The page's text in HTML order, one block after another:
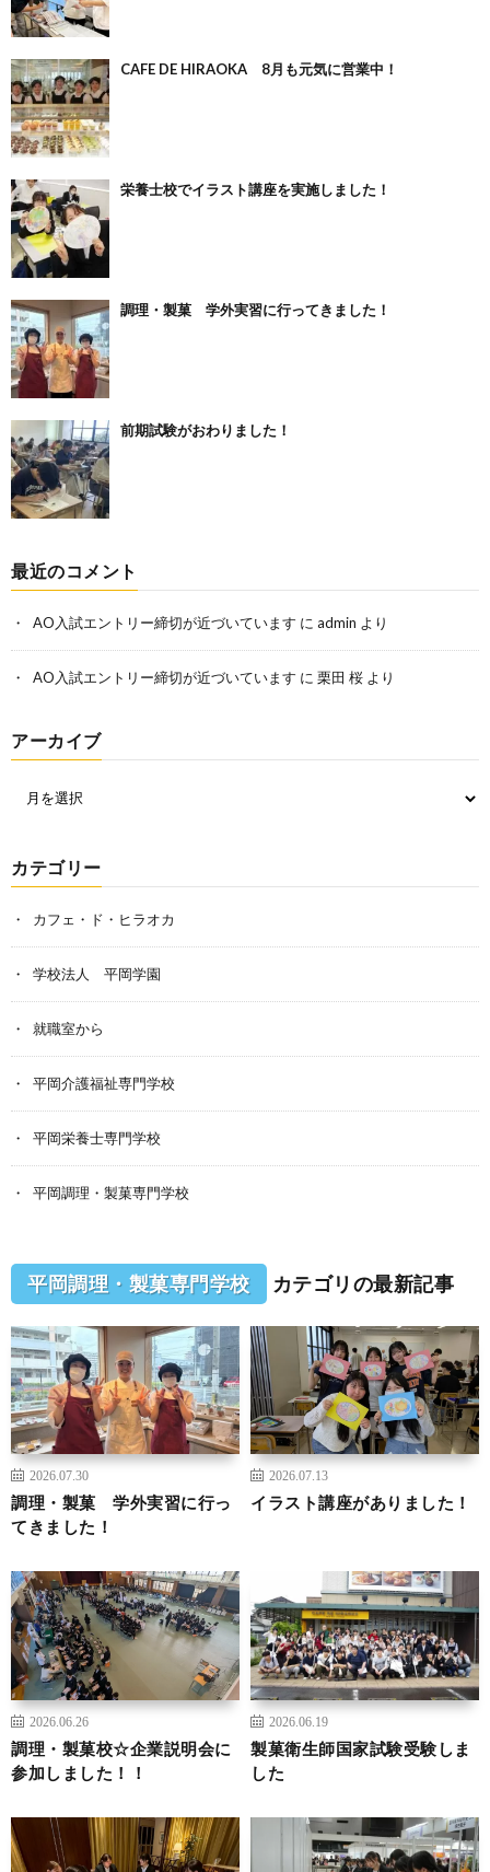
CAFE DE HIRAOKA 8月も元気に営業中！
栄養士校でイラスト講座を実施しました！
調理・製菓 学外実習に行ってきました！
前期試験がおわりました！
最近のコメント
AO入試エントリー締切が近づいています に admin より
AO入試エントリー締切が近づいています に 栗田 桜 より
アーカイブ
カテゴリー
カフェ・ド・ヒラオカ
学校法人 平岡学園
就職室から
平岡介護福祉専門学校
平岡栄養士専門学校
平岡調理・製菓専門学校
平岡調理・製菓専門学校 カテゴリの最新記事
2026.07.30
調理・製菓 学外実習に行っ
てきました！
2026.07.13
イラスト講座がありました！
2026.06.26
調理・製菓校☆企業説明会に
参加しました！！
2026.06.19
製菓衛生師国家試験受験しま
した